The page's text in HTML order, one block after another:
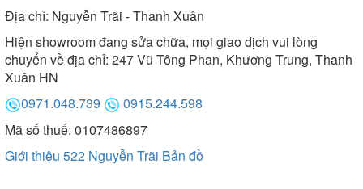
Địa chỉ: Nguyễn Trãi - Thanh Xuân
Hiện showroom đang sửa chữa, mọi giao dịch vui lòng
chuyển về địa chỉ: 247 Vũ Tông Phan, Khương Trung, Thanh
Xuân HN
0971.048.739
0915.244.598
Mã số thuế: 0107486897
Giới thiệu 522 Nguyễn Trãi Bản đồ